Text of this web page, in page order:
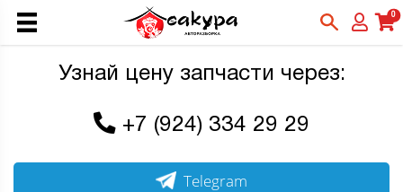
0
Узнай цену запчасти через:
+7 (924) 334 29 29
Telegram